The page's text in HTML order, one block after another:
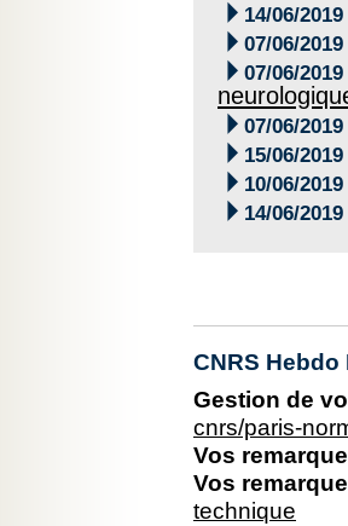
 14/06/2019
 07/06/2019
 07/06/2019
 07/06/2019
 15/06/2019
 10/06/2019
 14/06/2019
CNRS
Gestion de
cnrs/paris-
Vos
Vos
technique